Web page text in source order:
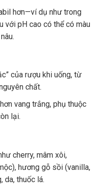
hơn—ví dụ như trong
với pH cao có thể có màu
của rượu khi uống, từ
chất.
vang trắng, phụ thuộc
lại.
cherry, mâm xôi,
hương gỗ sồi (vanilla,
da, thuốc lá.